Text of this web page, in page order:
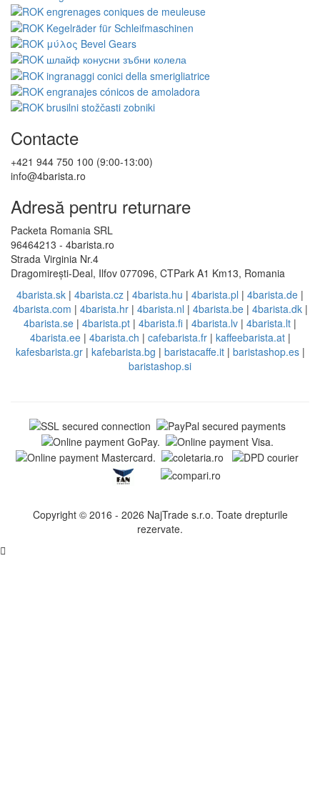
Contacte
+421 944 750 100 (9:00-13:00)
info@4barista.ro
Adresă pentru returnare
Packeta Romania SRL
96464213 - 4barista.ro
Strada Virginia Nr.4
Dragomirești-Deal, Ilfov 077096, CTPark A1 Km13, Romania
4barista.sk | 4barista.cz | 4barista.hu | 4barista.pl | 4barista.de |
4barista.com | 4barista.hr| 4barista.nl | 4barista.be| 4barista.dk|
4barista.se | 4barista.pt | 4barista.fi | 4barista.lv | 4barista.lt |
4barista.ee| 4barista.ch | cafebarista.fr| kaffeebarista.at|
kafesbarista.gr| kafebarista.bg | baristacaffe.it| baristashop.es|
baristashop.si
Copyright © 2016 - 2026 NajTrade s.r.o. Toate drepturile
rezervate.